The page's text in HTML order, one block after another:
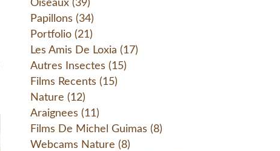
Oiseaux (39)
Papillons (34)
Portfolio (21)
Les Amis De Loxia (17)
Autres Insectes (15)
Films Recents (15)
Nature (12)
Araignees (11)
Films De Michel Guimas (8)
Webcams Nature (8)